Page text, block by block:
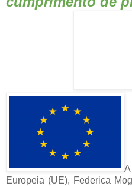
Europeia (UE), Federica